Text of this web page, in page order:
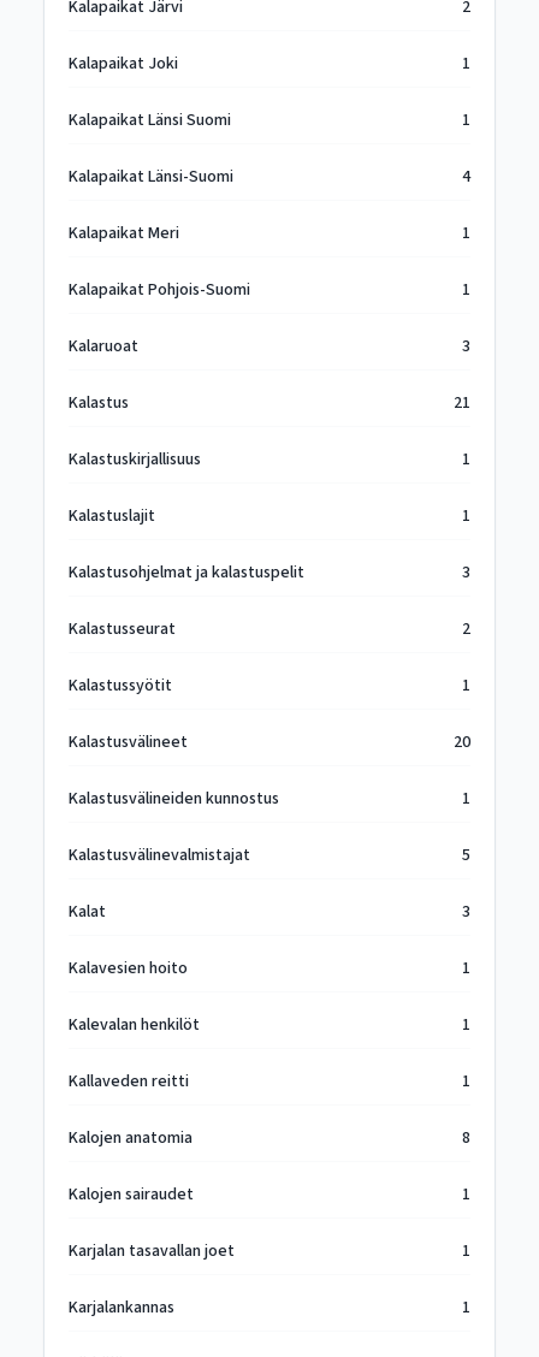
Kalapaikat Järvi 2
Kalapaikat Joki 1
Kalapaikat Länsi Suomi 1
Kalapaikat Länsi-Suomi 4
Kalapaikat Meri 1
Kalapaikat Pohjois-Suomi 1
Kalaruoat 3
Kalastus 21
Kalastuskirjallisuus 1
Kalastuslajit 1
Kalastusohjelmat ja kalastuspelit 3
Kalastusseurat 2
Kalastussyötit 1
Kalastusvälineet 20
Kalastusvälineiden kunnostus 1
Kalastusvälinevalmistajat 5
Kalat 3
Kalavesien hoito 1
Kalevalan henkilöt 1
Kallaveden reitti 1
Kalojen anatomia 8
Kalojen sairaudet 1
Karjalan tasavallan joet 1
Karjalankannas 1